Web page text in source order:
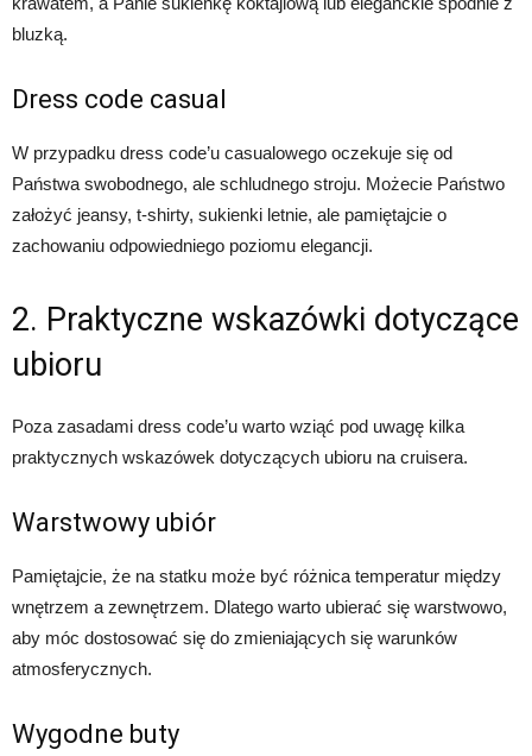
bluzką.
Dress code casual
W przypadku dress code’u casualowego oczekuje się od
Państwa swobodnego, ale schludnego stroju. Możecie Państwo
założyć jeansy, t-shirty, sukienki letnie, ale pamiętajcie o
zachowaniu odpowiedniego poziomu elegancji.
2. Praktyczne wskazówki dotyczące
ubioru
Poza zasadami dress code’u warto wziąć pod uwagę kilka
praktycznych wskazówek dotyczących ubioru na cruisera.
Warstwowy ubiór
Pamiętajcie, że na statku może być różnica temperatur między
wnętrzem a zewnętrzem. Dlatego warto ubierać się warstwowo,
aby móc dostosować się do zmieniających się warunków
atmosferycznych.
Wygodne buty